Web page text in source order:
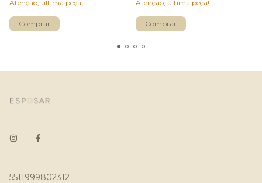
Atenção, última peça!
Atenção, última peça!
5511999802312